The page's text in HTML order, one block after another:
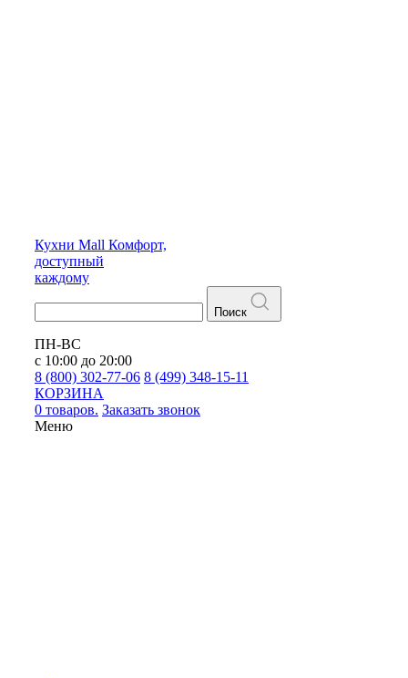
Кухни Mall Комфорт,
доступный
каждому
Поиск
ПН-ВС
с 10:00 до 20:00
8 (800) 302-77-06 8 (499) 348-15-11
КОРЗИНА
0 товаров. Заказать звонок
Меню